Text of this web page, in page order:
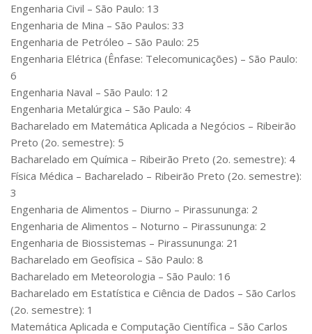
Engenharia Civil – São Paulo: 13
Engenharia de Mina – São Paulos: 33
Engenharia de Petróleo – São Paulo: 25
Engenharia Elétrica (Ênfase: Telecomunicações) – São Paulo:
6
Engenharia Naval – São Paulo: 12
Engenharia Metalúrgica – São Paulo: 4
Bacharelado em Matemática Aplicada a Negócios – Ribeirão
Preto (2o. semestre): 5
Bacharelado em Química – Ribeirão Preto (2o. semestre): 4
Física Médica – Bacharelado – Ribeirão Preto (2o. semestre):
3
Engenharia de Alimentos – Diurno – Pirassununga: 2
Engenharia de Alimentos – Noturno – Pirassununga: 2
Engenharia de Biossistemas – Pirassununga: 21
Bacharelado em Geofísica – São Paulo: 8
Bacharelado em Meteorologia – São Paulo: 16
Bacharelado em Estatística e Ciência de Dados – São Carlos
(2o. semestre): 1
Matemática Aplicada e Computação Científica – São Carlos